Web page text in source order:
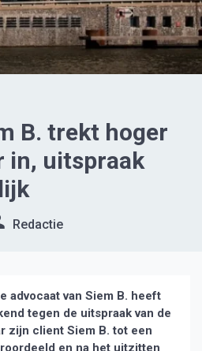
B. trekt hoger
in, uitspraak
Redactie
advocaat van Siem B. heeft
tegen de uitspraak van de
zijn client Siem B. tot een
en na het uitzitten